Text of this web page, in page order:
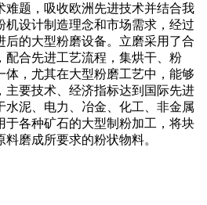
难题，吸收欧洲先进技术并结合我
机设计制造理念和市场需求，经过
后的大型粉磨设备。立磨采用了合
配合先进工艺流程，集烘干、粉
体，尤其在大型粉磨工艺中，能够
主要技术、经济指标达到国际先进
水泥、电力、冶金、化工、非金属
于各种矿石的大型制粉加工，将块
磨成所要求的粉状物料。